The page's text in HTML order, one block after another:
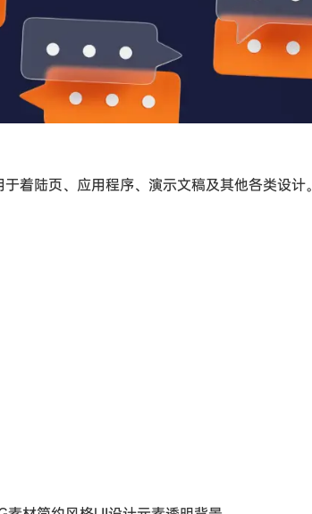
着陆页、应用程序、演示文稿及其他各类设计。